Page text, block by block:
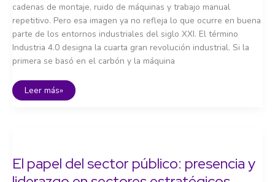
cadenas de montaje, ruido de máquinas y trabajo manual
repetitivo. Pero esa imagen ya no refleja lo que ocurre en buena
parte de los entornos industriales del siglo XXI. El término
Industria 4.0 designa la cuarta gran revolución industrial. Si la
primera se basó en el carbón y la máquina
Industria
4.0:
marcha
Leer más»
El papel del sector público: presencia y